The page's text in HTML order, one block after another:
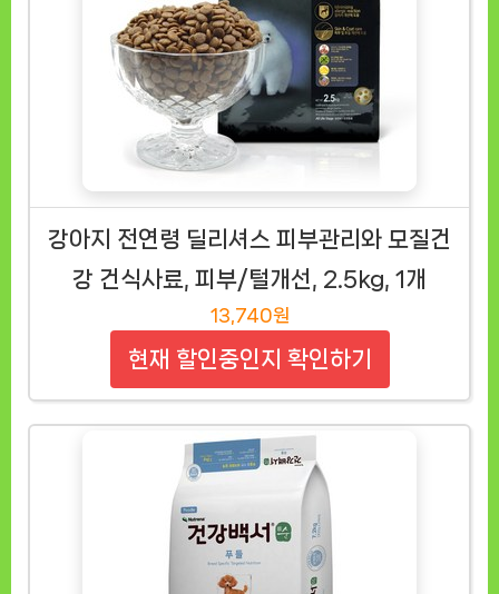
강아지 전연령 딜리셔스 피부관리와 모질건
강 건식사료, 피부/털개선, 2.5kg, 1개
13,740원
현재 할인중인지 확인하기